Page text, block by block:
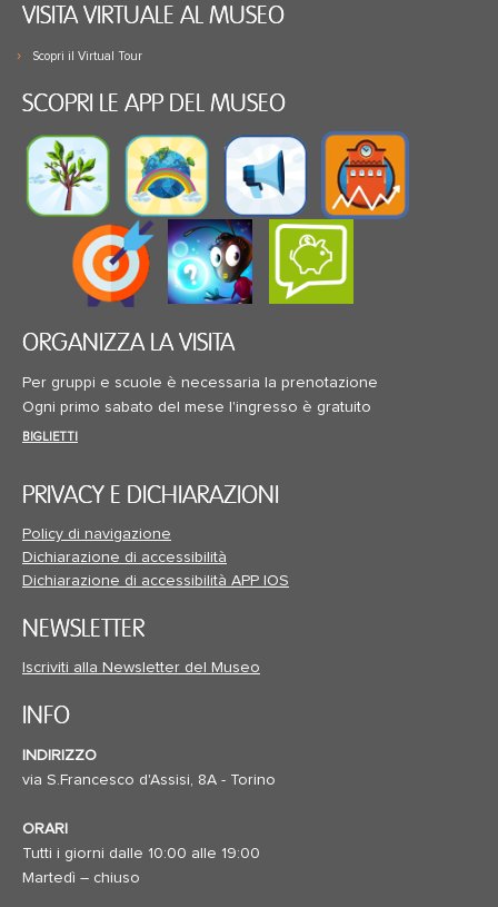
VISITA VIRTUALE AL MUSEO
Scopri il Virtual Tour
SCOPRI LE APP DEL MUSEO
ORGANIZZA LA VISITA
Per gruppi e scuole è necessaria la prenotazione
Ogni primo sabato del mese l'ingresso è gratuito
BIGLIETTI
PRIVACY E DICHIARAZIONI
Policy di navigazione
Dichiarazione di accessibilità
Dichiarazione di accessibilità APP IOS
NEWSLETTER
Iscriviti alla Newsletter del Museo
INFO
INDIRIZZO
via S.Francesco d'Assisi, 8A - Torino
ORARI
Tutti i giorni dalle 10:00 alle 19:00
Martedì – chiuso